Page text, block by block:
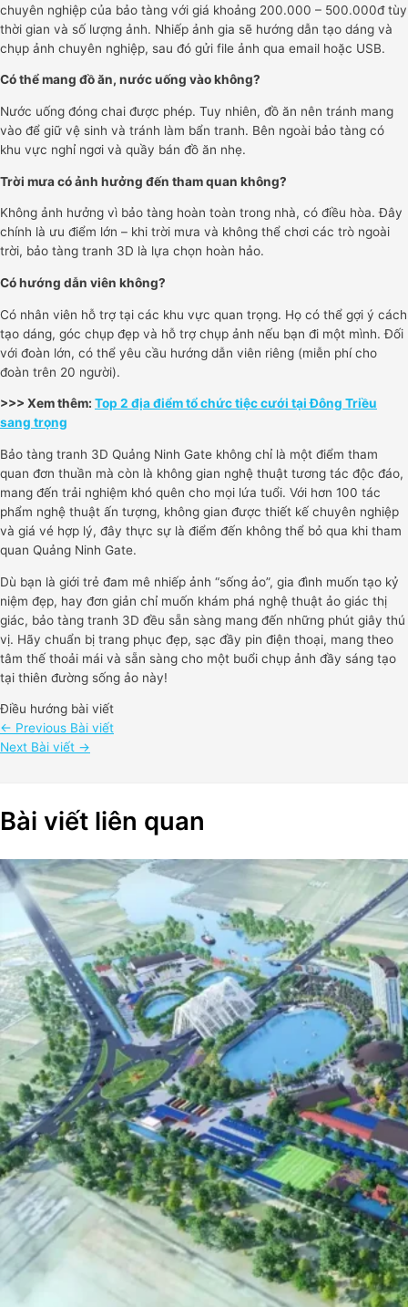
chuyên nghiệp của bảo tàng với giá khoảng 200.000 – 500.000đ tùy
thời gian và số lượng ảnh. Nhiếp ảnh gia sẽ hướng dẫn tạo dáng và
chụp ảnh chuyên nghiệp, sau đó gửi file ảnh qua email hoặc USB.
Có thể mang đồ ăn, nước uống vào không?
Nước uống đóng chai được phép. Tuy nhiên, đồ ăn nên tránh mang
vào để giữ vệ sinh và tránh làm bẩn tranh. Bên ngoài bảo tàng có
khu vực nghỉ ngơi và quầy bán đồ ăn nhẹ.
Trời mưa có ảnh hưởng đến tham quan không?
Không ảnh hưởng vì bảo tàng hoàn toàn trong nhà, có điều hòa. Đây
chính là ưu điểm lớn – khi trời mưa và không thể chơi các trò ngoài
trời, bảo tàng tranh 3D là lựa chọn hoàn hảo.
Có hướng dẫn viên không?
Có nhân viên hỗ trợ tại các khu vực quan trọng. Họ có thể gợi ý cách
tạo dáng, góc chụp đẹp và hỗ trợ chụp ảnh nếu bạn đi một mình. Đối
với đoàn lớn, có thể yêu cầu hướng dẫn viên riêng (miễn phí cho
đoàn trên 20 người).
>>> Xem thêm: Top 2 địa điểm tổ chức tiệc cưới tại Đông Triều
sang trọng
Bảo tàng tranh 3D Quảng Ninh Gate không chỉ là một điểm tham
quan đơn thuần mà còn là không gian nghệ thuật tương tác độc đáo,
mang đến trải nghiệm khó quên cho mọi lứa tuổi. Với hơn 100 tác
phẩm nghệ thuật ấn tượng, không gian được thiết kế chuyên nghiệp
và giá vé hợp lý, đây thực sự là điểm đến không thể bỏ qua khi tham
quan Quảng Ninh Gate.
Dù bạn là giới trẻ đam mê nhiếp ảnh “sống ảo”, gia đình muốn tạo kỷ
niệm đẹp, hay đơn giản chỉ muốn khám phá nghệ thuật ảo giác thị
giác, bảo tàng tranh 3D đều sẵn sàng mang đến những phút giây thú
vị. Hãy chuẩn bị trang phục đẹp, sạc đầy pin điện thoại, mang theo
tâm thế thoải mái và sẵn sàng cho một buổi chụp ảnh đầy sáng tạo
tại thiên đường sống ảo này!
Điều hướng bài viết
← Previous Bài viết
Next Bài viết →
Bài viết liên quan